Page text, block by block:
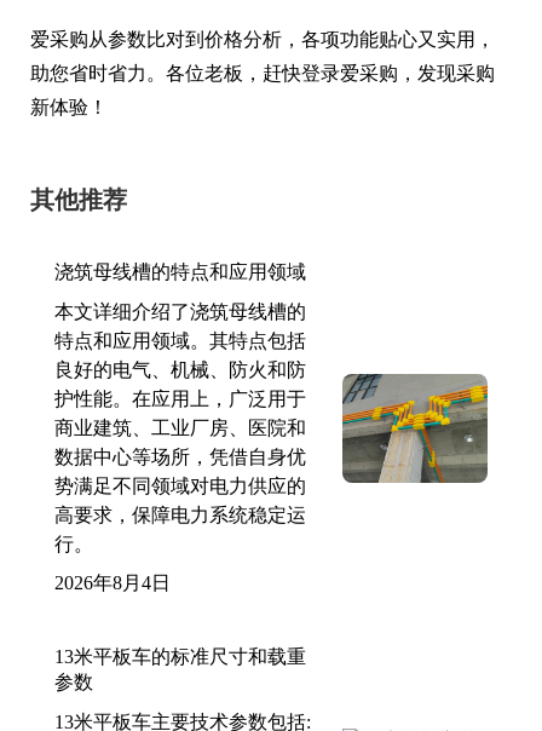
爱采购从参数比对到价格分析，各项功能贴心又实用，
助您省时省力。各位老板，赶快登录爱采购，发现采购
新体验！
其他推荐
浇筑母线槽的特点和应用领域
本文详细介绍了浇筑母线槽的
特点和应用领域。其特点包括
良好的电气、机械、防火和防
护性能。在应用上，广泛用于
商业建筑、工业厂房、医院和
数据中心等场所，凭借自身优
势满足不同领域对电力供应的
高要求，保障电力系统稳定运
行。
2026年8月4日
13米平板车的标准尺寸和载重
参数
13米平板车主要技术参数包括: